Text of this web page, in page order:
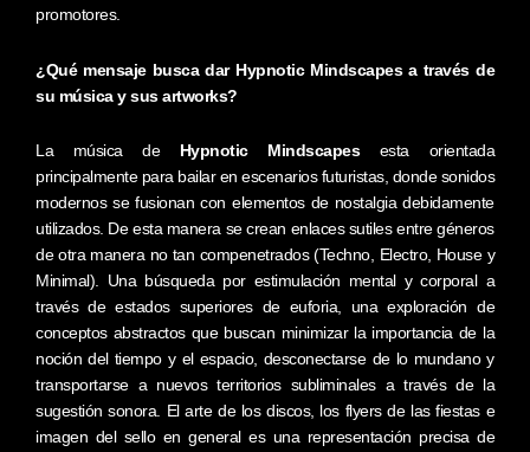
promotores.
¿Qué mensaje busca dar Hypnotic Mindscapes a través de
su música y sus artworks?
La música de Hypnotic Mindscapesesta orientada
principalmente para bailar en escenarios futuristas, donde sonidos
modernos se fusionan con elementos de nostalgia debidamente
utilizados. De esta manera se crean enlaces sutiles entre géneros
de otra manera no tan compenetrados (Techno, Electro, House y
Minimal). Una búsqueda por estimulación mental y corporal a
través de estados superiores de euforia, una exploración de
conceptos abstractos que buscan minimizar la importancia de la
noción del tiempo y el espacio, desconectarse de lo mundano y
transportarse a nuevos territorios subliminales a través de la
sugestión sonora. El arte de los discos, los flyers de las fiestas e
imagen del sello en general es una representación precisa de